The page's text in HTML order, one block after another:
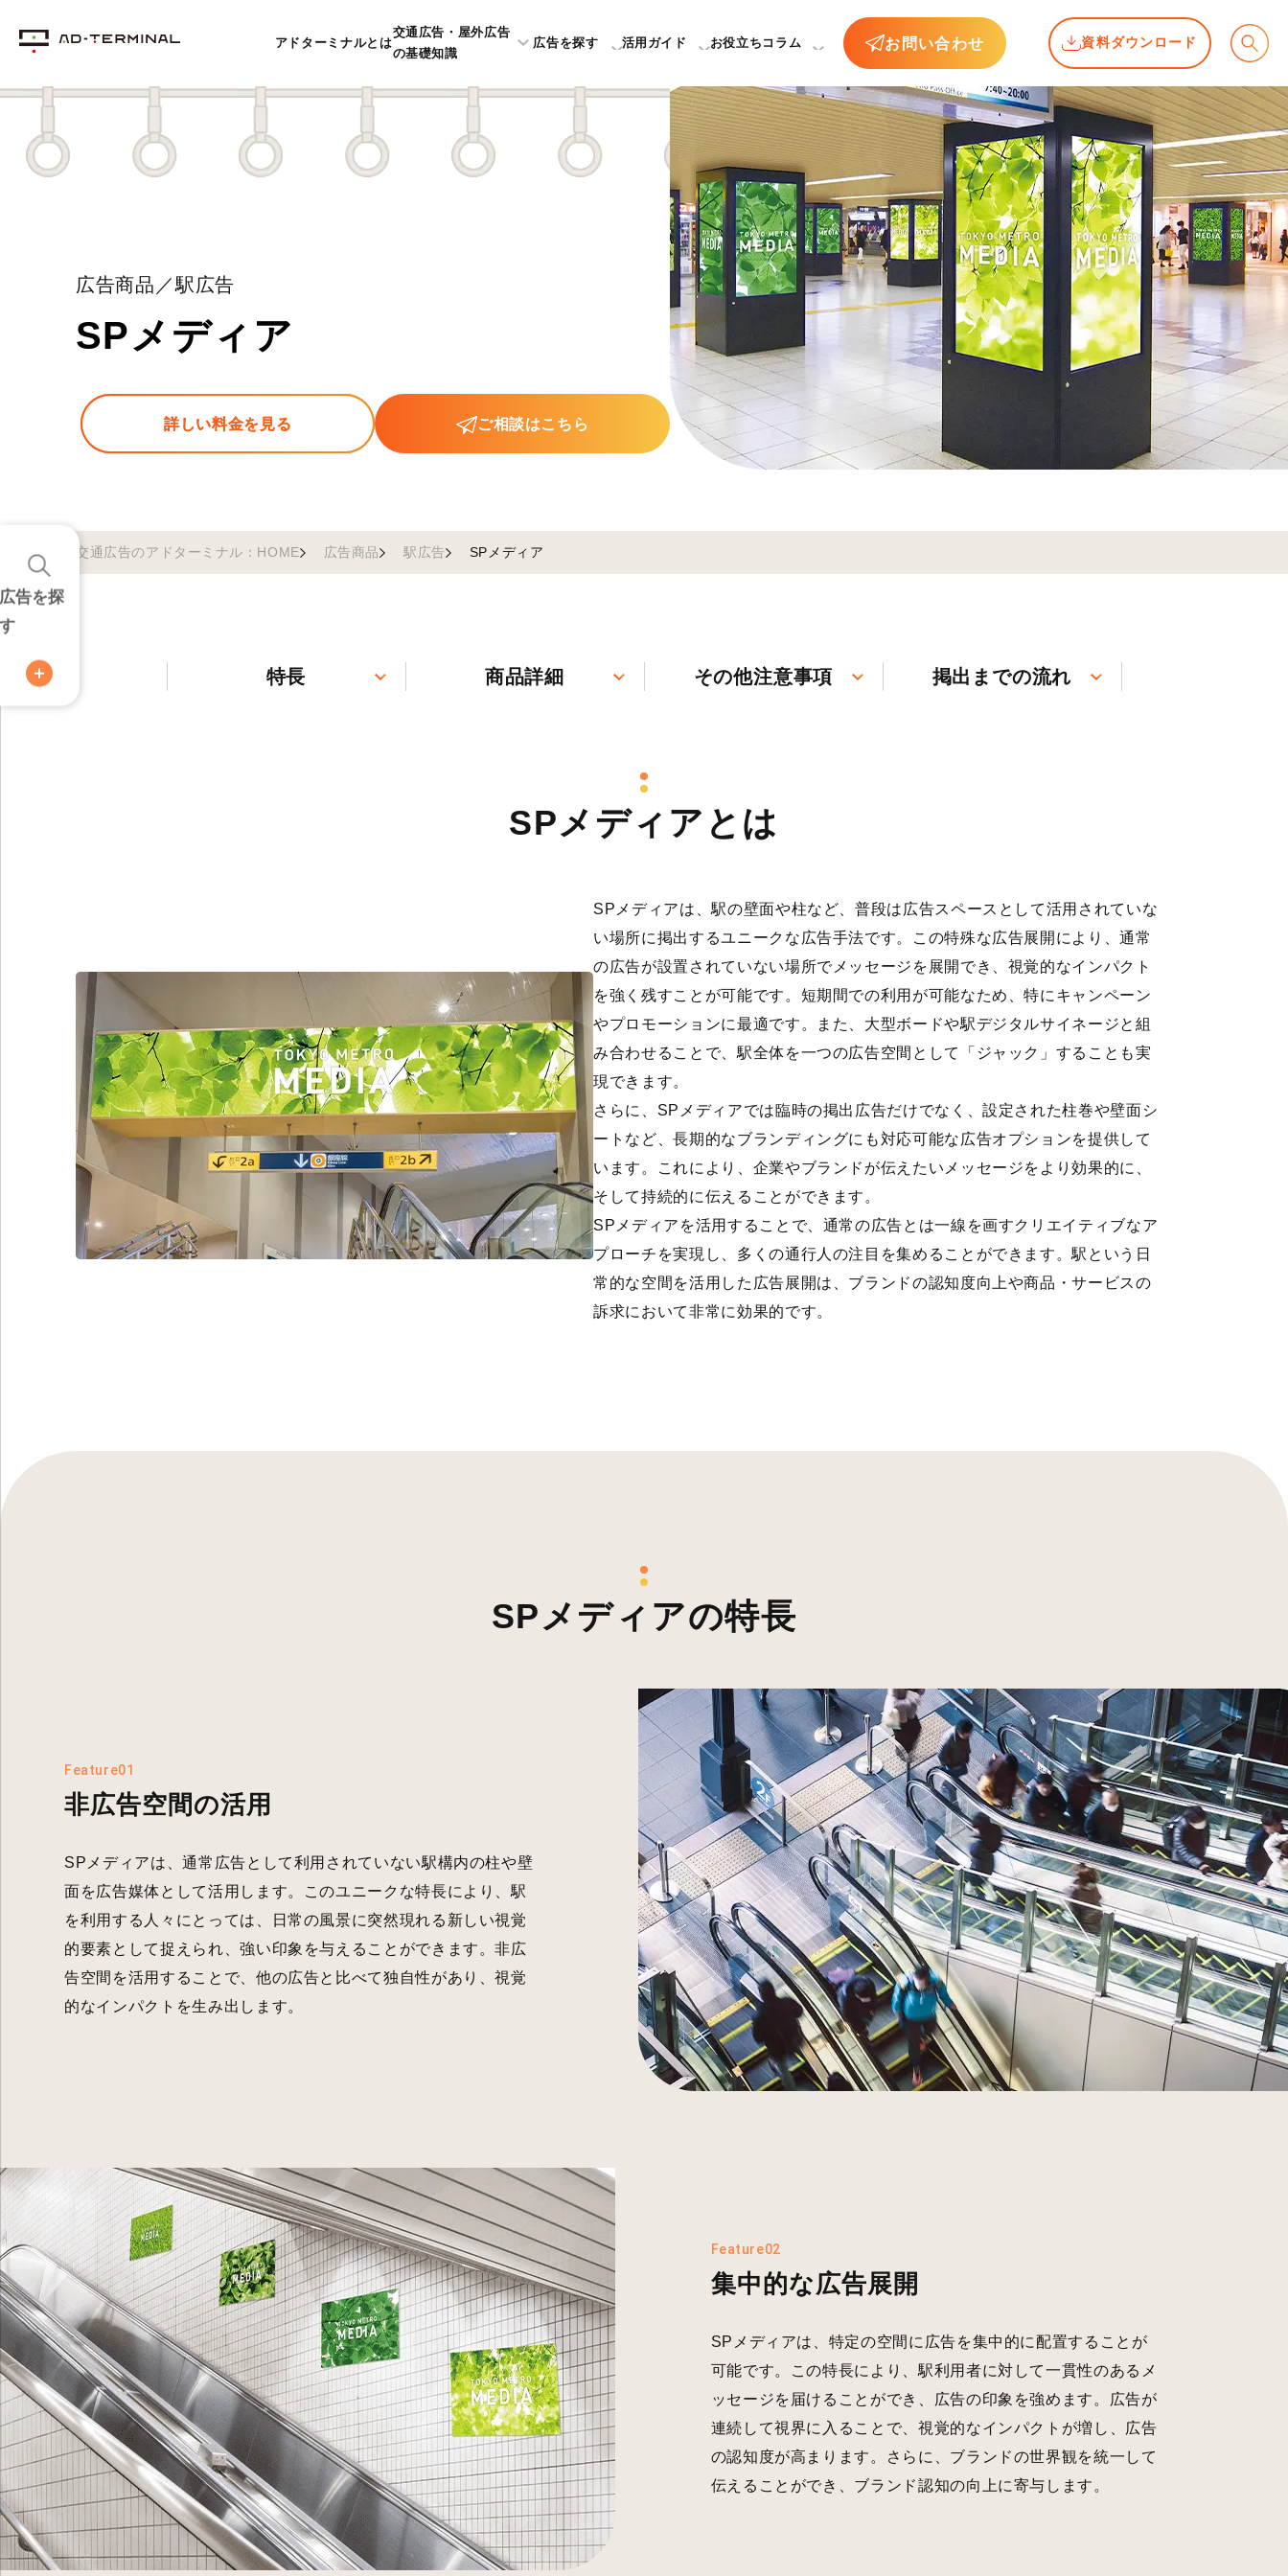
広告を探
す
アドターミナルとは
交通広告・屋外広告
の基礎知識
広告を探す 活用ガイド お役立ちコラム お問い合わせ 資料ダウンロード
広告商品／駅広告
SPメディア
詳しい料金を見る ご相談はこちら
交通広告のアドターミナル：HOME 広告商品 駅広告 SPメディア
特長 商品詳細 その他注意事項 掲出までの流れ
SPメディアとは
SPメディアは、駅の壁面や柱など、普段は広告スペースとして活用されていな
い場所に掲出するユニークな広告手法です。この特殊な広告展開により、通常
の広告が設置されていない場所でメッセージを展開でき、視覚的なインパクト
を強く残すことが可能です。短期間での利用が可能なため、特にキャンペーン
やプロモーションに最適です。また、大型ボードや駅デジタルサイネージと組
み合わせることで、駅全体を一つの広告空間として「ジャック」することも実
現できます。
さらに、SPメディアでは臨時の掲出広告だけでなく、設定された柱巻や壁面シ
ートなど、長期的なブランディングにも対応可能な広告オプションを提供して
います。これにより、企業やブランドが伝えたいメッセージをより効果的に、
そして持続的に伝えることができます。
SPメディアを活用することで、通常の広告とは一線を画すクリエイティブなア
プローチを実現し、多くの通行人の注目を集めることができます。駅という日
常的な空間を活用した広告展開は、ブランドの認知度向上や商品・サービスの
訴求において非常に効果的です。
SPメディアの特長
Feature01
非広告空間の活用
SPメディアは、通常広告として利用されていない駅構内の柱や壁
面を広告媒体として活用します。このユニークな特長により、駅
を利用する人々にとっては、日常の風景に突然現れる新しい視覚
的要素として捉えられ、強い印象を与えることができます。非広
告空間を活用することで、他の広告と比べて独自性があり、視覚
的なインパクトを生み出します。
Feature02
集中的な広告展開
SPメディアは、特定の空間に広告を集中的に配置することが
可能です。この特長により、駅利用者に対して一貫性のあるメ
ッセージを届けることができ、広告の印象を強めます。広告が
連続して視界に入ることで、視覚的なインパクトが増し、広告
の認知度が高まります。さらに、ブランドの世界観を統一して
伝えることができ、ブランド認知の向上に寄与します。